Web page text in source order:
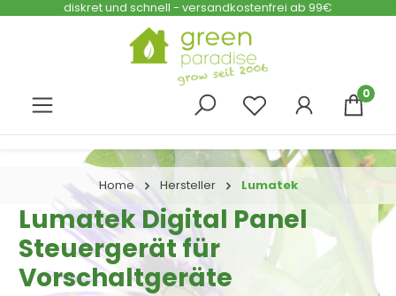
Zum Hauptinhalt springen
diskret und schnell - versandkostenfrei ab 99€
0
Home Hersteller Lumatek
Lumatek Digital Panel
Steuergerät für
Vorschaltgeräte